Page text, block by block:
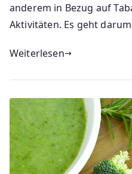
anderem in Bezug auf
Aktivitäten. Es geht
Weiterlesen